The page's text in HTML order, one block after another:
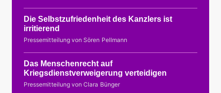
Die Selbstzufriedenheit des Kanzlers ist
irritierend
Pressemitteilung von Sören Pellmann
Das Menschenrecht auf
Kriegsdienstverweigerung verteidigen
Pressemitteilung von Clara Bünger